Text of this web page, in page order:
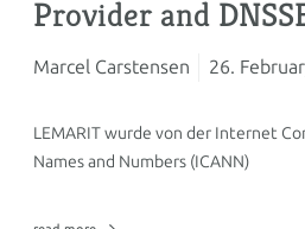
Provider and
Marcel Carstensen 26.
LEMARIT wurde von der Internet
Names and Numbers (ICANN)